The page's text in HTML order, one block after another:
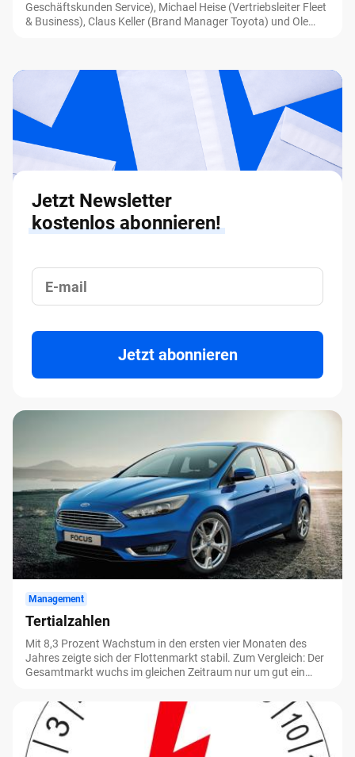
Geschäftskunden Service), Michael Heise (Vertriebsleiter Fleet
& Business), Claus Keller (Brand Manager Toyota) und Ole
Jetzt Newsletter
kostenlos abonnieren!
Jetzt abonnieren
Management
Tertialzahlen
Mit 8,3 Prozent Wachstum in den ersten vier Monaten des
Jahres zeigte sich der Flottenmarkt stabil. Zum Vergleich: Der
Gesamtmarkt wuchs im gleichen Zeitraum nur um gut ein
angeschaut.